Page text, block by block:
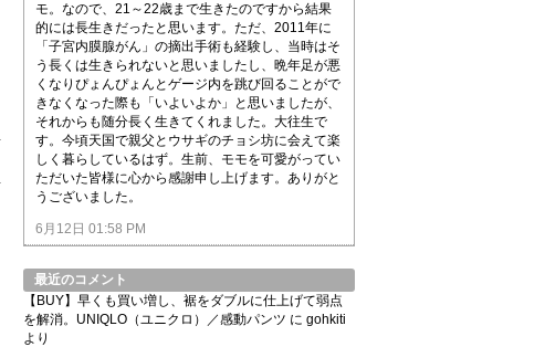
モ。なので、21～22歳まで生きたのですから結果
的には長生きだったと思います。ただ、2011年に
「子宮内膜腺がん」の摘出手術も経験し、当時はそ
う長くは生きられないと思いましたし、晩年足が悪
くなりぴょんぴょんとゲージ内を跳び回ることがで
きなくなった際も「いよいよか」と思いましたが、
それからも随分長く生きてくれました。大往生で
す。今頃天国で親父とウサギのチョシ坊に会えて楽
しく暮らしているはず。生前、モモを可愛がってい
ただいた皆様に心から感謝申し上げます。ありがと
うございました。
6月12日 01:58 PM
最近のコメント
【BUY】早くも買い増し、裾をダブルに仕上げて弱点
を解消。UNIQLO（ユニクロ）／感動パンツ に gohkiti
より